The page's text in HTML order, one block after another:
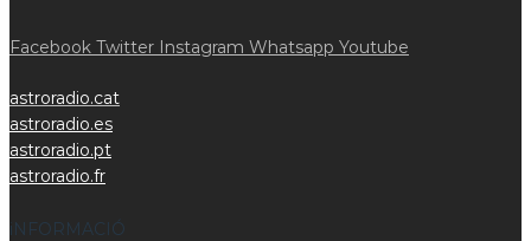
Facebook Twitter Instagram Whatsapp Youtube
astroradio.cat
astroradio.es
astroradio.pt
astroradio.fr
iNFORMACIÓ